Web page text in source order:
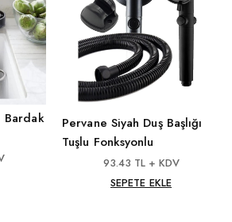
Bardak
Pervane Siyah Duş Başlığı
Tuşlu Fonksyonlu
93.43 TL + KDV
SEPETE EKLE